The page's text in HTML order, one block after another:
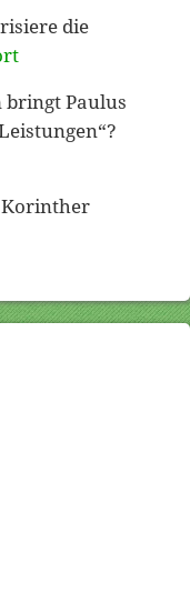
die
bringt Paulus